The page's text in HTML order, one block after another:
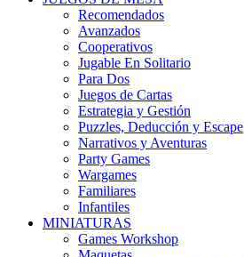
Recomendados
Avanzados
Cooperativos
Jugable En Solitario
Para Dos
Juegos de Cartas
Estrategia y Gestión
Puzzles, Deducción y Escape
Narrativos y Aventuras
Party Games
Wargames
Familiares
Infantiles
MINIATURAS
Games Workshop